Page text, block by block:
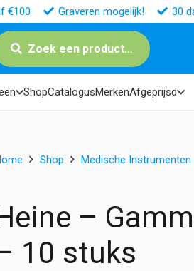
€100 Graveren mogelijk! 30
Zoek een product…
ShopCatalogusMerkenAfgeprijsd
Shop Medische Instrumenten
–
10 stuks